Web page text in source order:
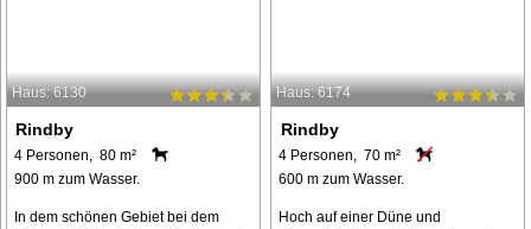
Haus: 6130
Rindby
4 Personen, 80 m²
900 m zum Wasser.
In dem schönen Gebiet bei dem
Haus: 6174
Rindby
4 Personen, 70 m²
600 m zum Wasser.
Hoch auf einer Düne und